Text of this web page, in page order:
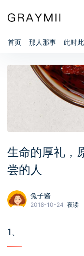
首页 那人那事 此时
生命的厚礼，
尝的人
兔子酱
2018-10-24 夜读
1、